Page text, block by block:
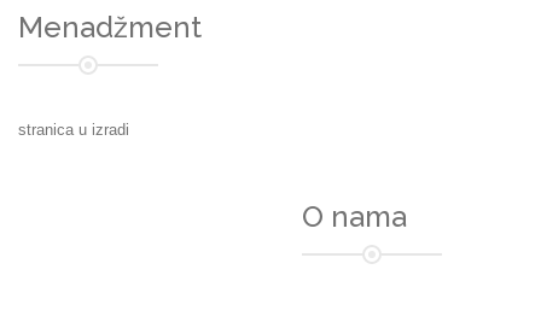
Menadžment
stranica u izradi
O nama